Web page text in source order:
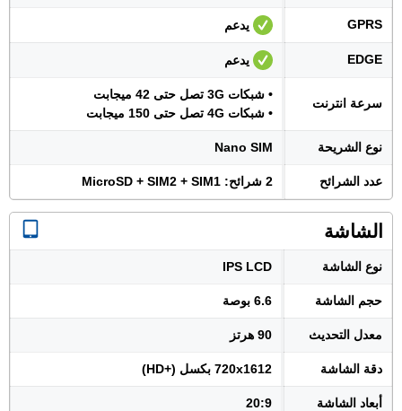
GPRS يدعم
EDGE يدعم
سرعة انترنت
• شبكات 3G تصل حتى 42 ميجابت
• شبكات 4G تصل حتى 150 ميجابت
نوع الشريحة Nano SIM
عدد الشرائح 2 شرائح: MicroSD + SIM2 + SIM1
الشاشة
نوع الشاشة IPS LCD
حجم الشاشة 6.6 بوصة
معدل التحديث 90 هرتز
دقة الشاشة 720x1612 بكسل (+HD)
أبعاد الشاشة 20:9